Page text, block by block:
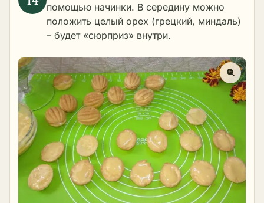
помощью начинки. В середину можно
положить целый орех (грецкий, миндаль)
– будет «сюрприз» внутри.